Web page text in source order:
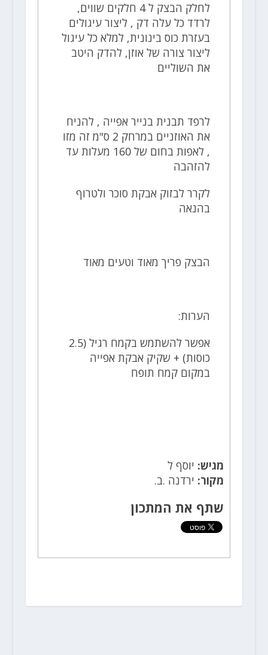
לחלק הבצק ל 4 חלקים שווים,
לרדד כל עלה דק , ליצור עיגולים
בעזרת כוס בינונית, למלא כל עיגול
ליצור צורה של אוזן, להדק היטב
את השוליים
לרפד תבנית בנייר אפייה , להניח
את האוזניים במרחק 2 ס"מ זה מזו
, לאפות בחום של 160 מעלות עד
להזהבה
לקרר לבזוק אבקת סוכר ולטרוף
בהנאה
הבצק פריך מאוד וטעים מאוד
הערות:
אפשר להשתמש בקמח רגיל (2.5
כוסות) + שקיק אבקת אפייה
במקום קמח תופח
מגיש: יוסף ל
מקור: ירדנה .ב.
שתף את המתכון